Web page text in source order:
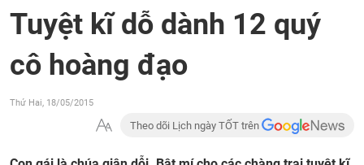
Tuyệt kĩ dỗ dành 12 quý
cô hoàng đạo
Thứ Hai, 18/05/2015
Theo dõi Lịch ngày TỐT trên